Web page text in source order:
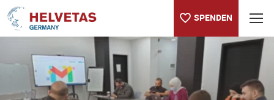
SPENDEN
Stärkung der Zivilgesellschaft durch digitale Kompetenz